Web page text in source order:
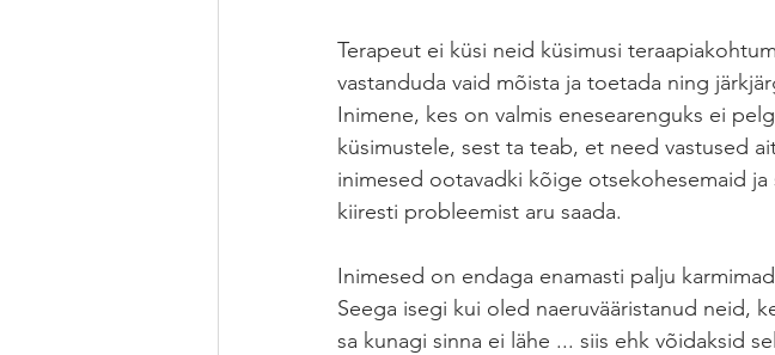
Terapeut ei küsi neid küsimusi
vastanduda vaid mõista ja toetada ning
Inimene, kes on valmis enesearenguks ei
küsimustele, sest ta teab, et need vastused
inimesed ootavadki kõige otsekohesemaid
kiiresti probleemist aru saada.
Inimesed on endaga enamasti palju
Seega isegi kui oled naeruvääristanud neid,
sa kunagi sinna ei lähe ... siis ehk võidaksid